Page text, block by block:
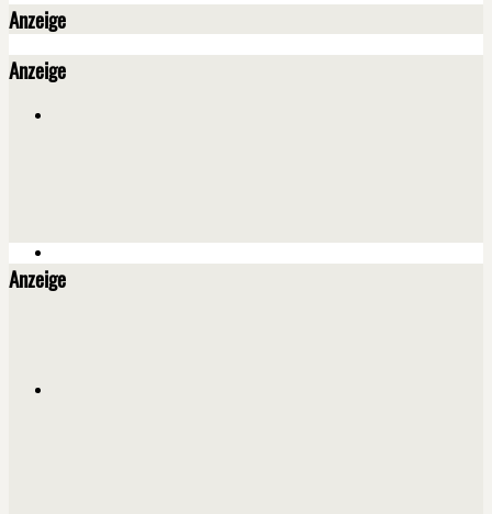
Anzeige
Anzeige
Anzeige